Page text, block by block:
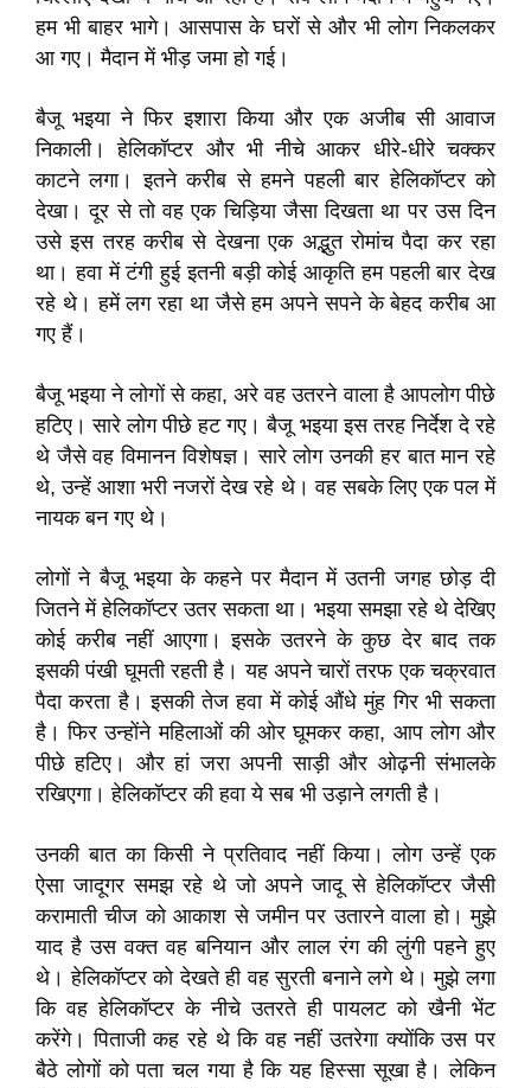
हम भी बाहर भागे। आसपास के घरों से और भी लोग निकलकर
आ गए। मैदान में भीड़ जमा हो गई।
बैजू भइया ने फिर इशारा किया और एक अजीब सी आवाज
निकाली। हेलिकॉप्टर और भी नीचे आकर धीरे-धीरे चक्कर
काटने लगा। इतने करीब से हमने पहली बार हेलिकॉप्टर को
देखा। दूर से तो वह एक चिड़िया जैसा दिखता था पर उस दिन
उसे इस तरह करीब से देखना एक अद्भुत रोमांच पैदा कर रहा
था। हवा में टंगी हुई इतनी बड़ी कोई आकृति हम पहली बार देख
रहे थे। हमें लग रहा था जैसे हम अपने सपने के बेहद करीब आ
गए हैं।
बैजू भइया ने लोगों से कहा, अरे वह उतरने वाला है आपलोग पीछे
हटिए। सारे लोग पीछे हट गए। बैजू भइया इस तरह निर्देश दे रहे
थे जैसे वह विमानन विशेषज्ञ। सारे लोग उनकी हर बात मान रहे
थे, उन्हें आशा भरी नजरों देख रहे थे। वह सबके लिए एक पल में
नायक बन गए थे।
लोगों ने बैजू भइया के कहने पर मैदान में उतनी जगह छोड़ दी
जितने में हेलिकॉप्टर उतर सकता था। भइया समझा रहे थे देखिए
कोई करीब नहीं आएगा। इसके उतरने के कुछ देर बाद तक
इसकी पंखी घूमती रहती है। यह अपने चारों तरफ एक चक्रवात
पैदा करता है। इसकी तेज हवा में कोई औंधे मुंह गिर भी सकता
है। फिर उन्होंने महिलाओं की ओर घूमकर कहा, आप लोग और
पीछे हटिए। और हां जरा अपनी साड़ी और ओढ़नी संभालके
रखिएगा। हेलिकॉप्टर की हवा ये सब भी उड़ाने लगती है।
उनकी बात का किसी ने प्रतिवाद नहीं किया। लोग उन्हें एक
ऐसा जादूगर समझ रहे थे जो अपने जादू से हेलिकॉप्टर जैसी
करामाती चीज को आकाश से जमीन पर उतारने वाला हो। मुझे
याद है उस वक्त वह बनियान और लाल रंग की लुंगी पहने हुए
थे। हेलिकॉप्टर को देखते ही वह सुरती बनाने लगे थे। मुझे लगा
कि वह हेलिकॉप्टर के नीचे उतरते ही पायलट को खैनी भेंट
करेंगे। पिताजी कह रहे थे कि वह नहीं उतरेगा क्योंकि उस पर
बैठे लोगों को पता चल गया है कि यह हिस्सा सूखा है। लेकिन